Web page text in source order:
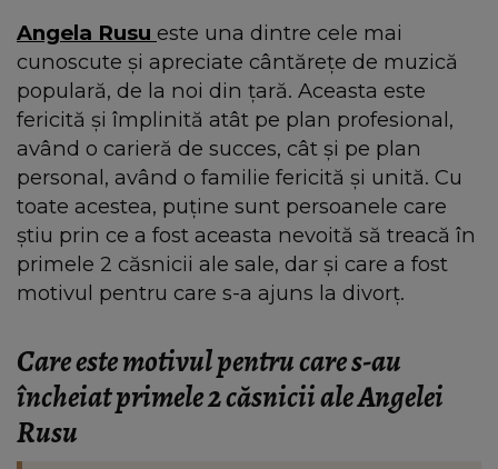
Angela Rusu este una dintre cele mai
cunoscute și apreciate cântărețe de muzică
populară, de la noi din țară. Aceasta este
fericită și împlinită atât pe plan profesional,
având o carieră de succes, cât și pe plan
personal, având o familie fericită și unită. Cu
toate acestea, puține sunt persoanele care
știu prin ce a fost aceasta nevoită să treacă în
primele 2 căsnicii ale sale, dar și care a fost
motivul pentru care s-a ajuns la divorț.
Care este motivul pentru care s-au
încheiat primele 2 căsnicii ale Angelei
Rusu